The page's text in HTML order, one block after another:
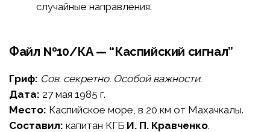
случайные направления.
Файл №10/КА — “Каспийский сигнал”
Гриф: Сов. секретно. Особой важности.
Дата: 27 мая 1985 г.
Место: Каспийское море, в 20 км от Махачкалы.
Составил: капитан КГБ И. П. Кравченко.